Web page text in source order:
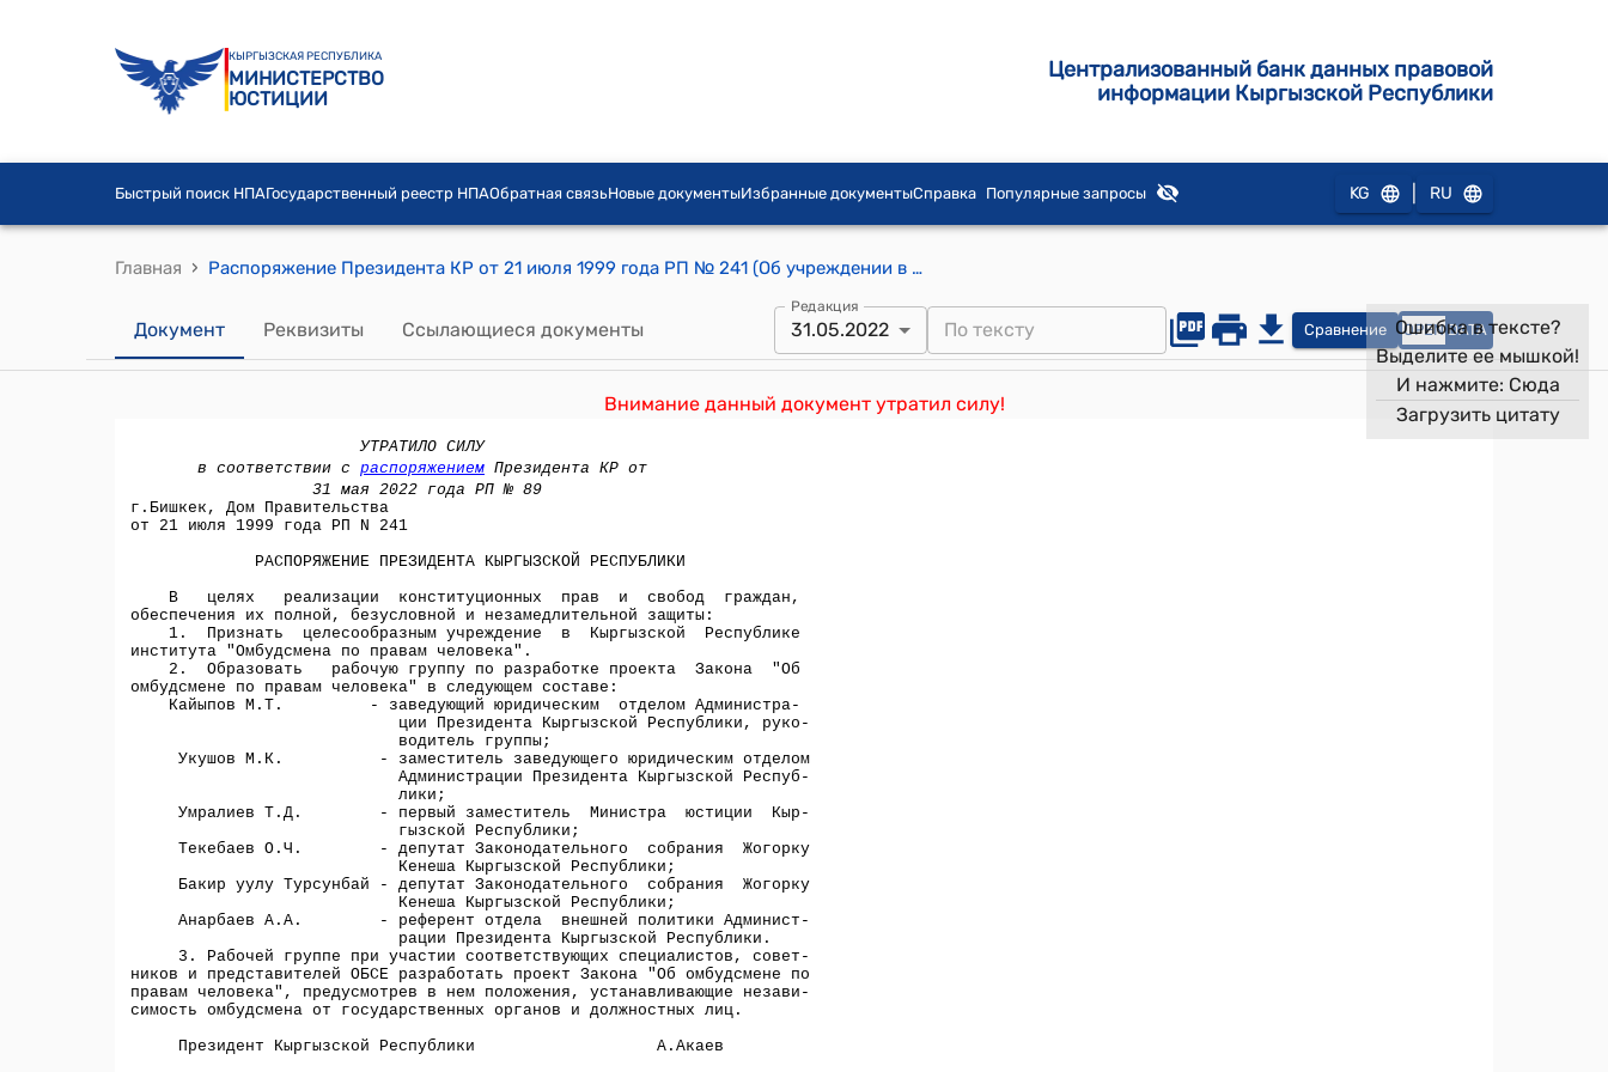
КЫРГЫЗСКАЯ РЕСПУБЛИКА
МИНИСТЕРСТВО
ЮСТИЦИИ
Централизованный банк данных правовой
информации Кыргызской Республики
Быстрый поиск НПАГосударственный реестр НПАОбратная связьНовые документыИзбранные документыСправка Популярные запросы KG RU
Главная › Распоряжение Президента КР от 21 июля 1999 года РП № 241 (Об учреждении в Кыргызской Республике института "Омбудсмена по правам человека")
Документ Реквизиты Ссылающиеся документы
Редакция
31.05.2022 Сравнение OPEN DATA
Внимание данный документ утратил силу!
Ошибка в тексте?
Выделите ее мышкой!
И нажмите: Сюда
Загрузить цитату